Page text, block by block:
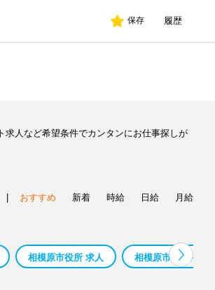
保存 履歴
人など希望条件でカンタンにお仕事探しが
おすすめ 新着 時給 日給 月給
相模原市役所 求人 相模原市 現金手渡し